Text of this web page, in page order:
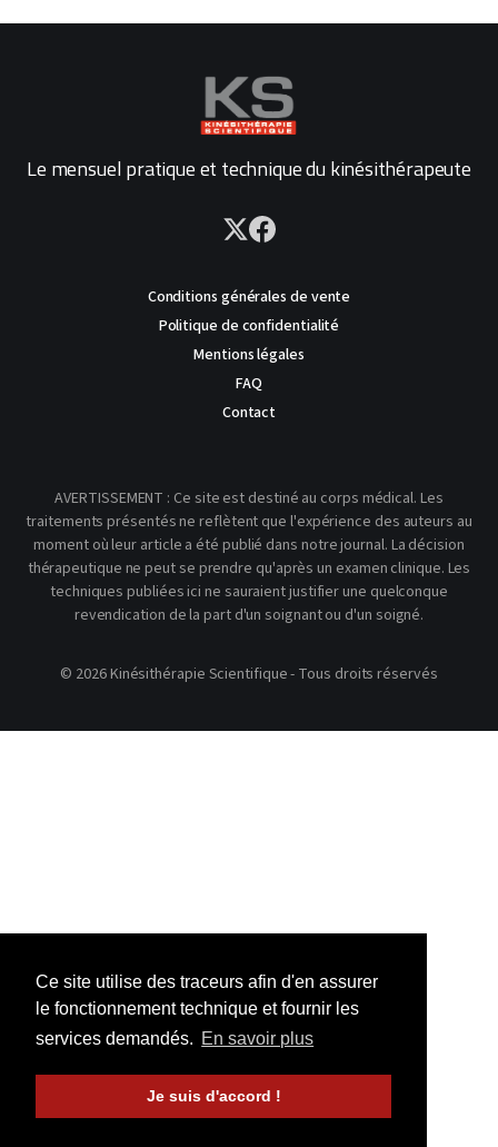
Ce site utilise des traceurs afin d'en assurer
le fonctionnement technique et fournir les
services demandés. En savoir plus
Je suis d'accord !
Le mensuel pratique et technique du kinésithérapeute
Conditions générales de vente
Politique de confidentialité
Mentions légales
FAQ
Contact
AVERTISSEMENT : Ce site est destiné au corps médical. Les
traitements présentés ne reflètent que l'expérience des auteurs au
moment où leur article a été publié dans notre journal. La décision
thérapeutique ne peut se prendre qu'après un examen clinique. Les
techniques publiées ici ne sauraient justifier une quelconque
revendication de la part d'un soignant ou d'un soigné.
© 2026 Kinésithérapie Scientifique - Tous droits réservés